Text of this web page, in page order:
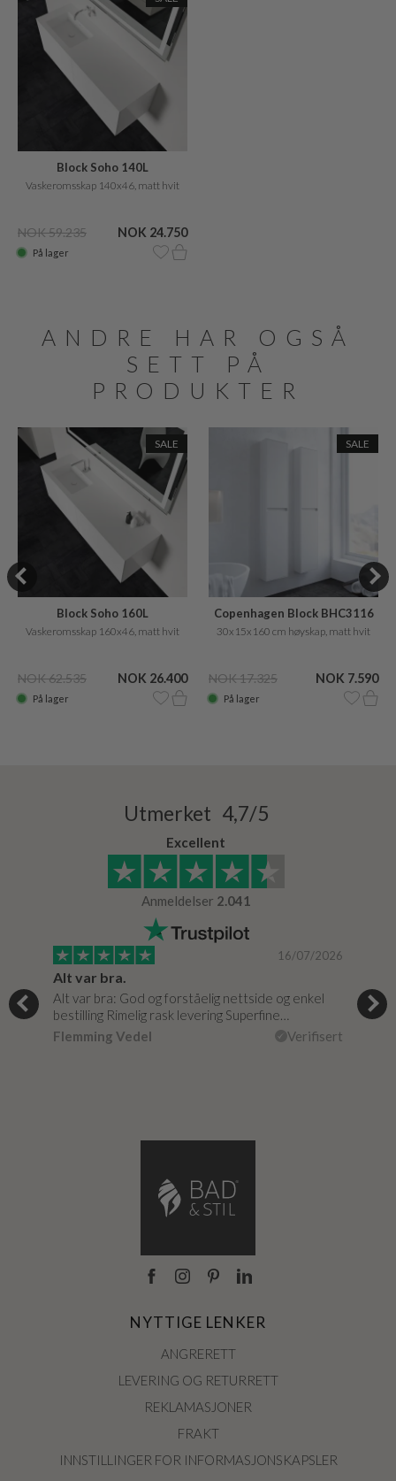
Block Soho 140L
Vaskeromsskap 140x46, matt hvit
NOK 59.235 NOK 24.750
På lager
ANDRE HAR OGSÅ
SETT PÅ
PRODUKTER
SALE
Block Soho 160L
Vaskeromsskap 160x46, matt hvit
NOK 62.535 NOK 26.400
På lager
SALE
Copenhagen Block BHC3116
30x15x160 cm høyskap, matt hvit
NOK 17.325 NOK 7.590
På lager
Utmerket 4,7/5
Excellent
Anmeldelser 2.041
16/07/2026
Alt var bra.
Alt var bra: God og forståelig nettside og enkel
bestilling Rimelig rask levering Superfine…
Flemming Vedel
Verifisert
Jeg
fikk
NYTTIGE LENKER
ANGRERETT
LEVERING OG RETURRETT
REKLAMASJONER
FRAKT
INNSTILLINGER FOR INFORMASJONSKAPSLER